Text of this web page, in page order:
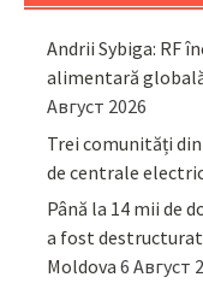
Andrii Sybiga: RF
alimentară
Август 2026
Trei comunități
de centrale
Până la 14 mii de
a fost
Moldova 6 Август